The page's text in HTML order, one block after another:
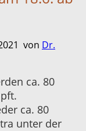
von Dr.
ca. 80
ca. 80
unter der